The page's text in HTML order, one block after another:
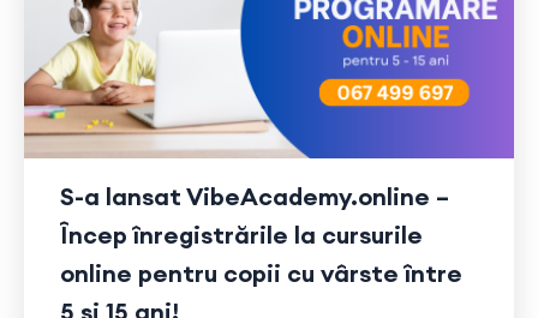
S-a lansat VibeAcademy.online –
Încep înregistrările la cursurile
online pentru copii cu vârste între
5 și 15 ani!